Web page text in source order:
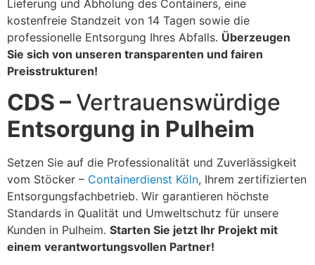
Lieferung und Abholung des Containers, eine
kostenfreie Standzeit von 14 Tagen sowie die
professionelle Entsorgung Ihres Abfalls. Überzeugen
Sie sich von unseren transparenten und fairen
Preisstrukturen!
CDS – Vertrauenswürdige
Entsorgung in Pulheim
Setzen Sie auf die Professionalität und Zuverlässigkeit
vom Stöcker – Containerdienst Köln, Ihrem zertifizierten
Entsorgungsfachbetrieb. Wir garantieren höchste
Standards in Qualität und Umweltschutz für unsere
Kunden in Pulheim. Starten Sie jetzt Ihr Projekt mit
einem verantwortungsvollen Partner!